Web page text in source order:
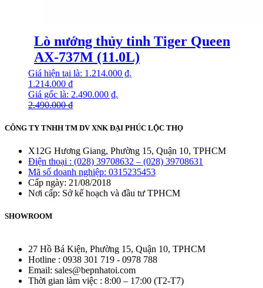
Lò nướng thủy tinh Tiger Queen
AX-737M (11.0L)
2.490.000₫
Giá gốc là: 2.490.000 ₫.
1.214.000 ₫
Giá hiện tại là: 1.214.000 ₫.
CÔNG TY TNHH TM DV XNK ĐẠI PHÚC LỘC THỌ
X12G Hương Giang, Phường 15, Quận 10, TPHCM
Điện thoại : (028) 39708632 – (028) 39708631
Mã số doanh nghiệp: 0315235453
Cấp ngày: 21/08/2018
Nơi cấp: Sở kế hoạch và đầu tư TPHCM
SHOWROOM
27 Hồ Bá Kiện, Phường 15, Quận 10, TPHCM
Hotline : 0938 301 719 - 0978 788
Email: sales@bepnhatoi.com
Thời gian làm việc : 8:00 – 17:00 (T2-T7)